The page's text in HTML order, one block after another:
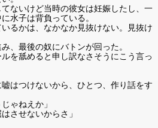
ないけど当時の彼女は妊娠したし、一
水子は背負っている。
るかは、なかなか見抜けない。見抜け
、最後の奴にバトンが回った。
を舐めると申し訳なさそうにこう言っ
嘘はつけないから、ひとつ、作り話をす
ゃねえか」
させないからさ」